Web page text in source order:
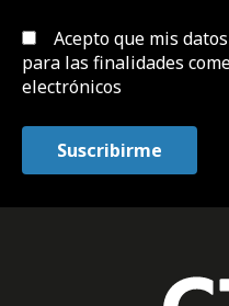
Acepto que mis
para las finalidades
electrónicos